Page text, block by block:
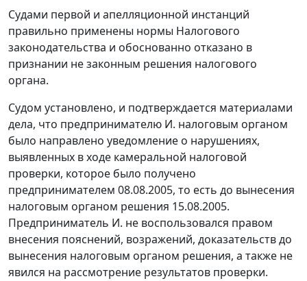
Судами первой и апелляционной инстанций
правильно применены нормы Налогового
законодательства и обоснованно отказано в
признании не законным решения налогового
органа.
Судом установлено, и подтверждается материалами
дела, что предпринимателю И. налоговым органом
было направлено уведомление о нарушениях,
выявленных в ходе камеральной налоговой
проверки, которое было получено
предпринимателем 08.08.2005, то есть до вынесения
налоговым органом решения 15.08.2005.
Предприниматель И. не воспользовался правом
внесения пояснений, возражений, доказательств до
вынесения налоговым органом решения, а также не
явился на рассмотрение результатов проверки.